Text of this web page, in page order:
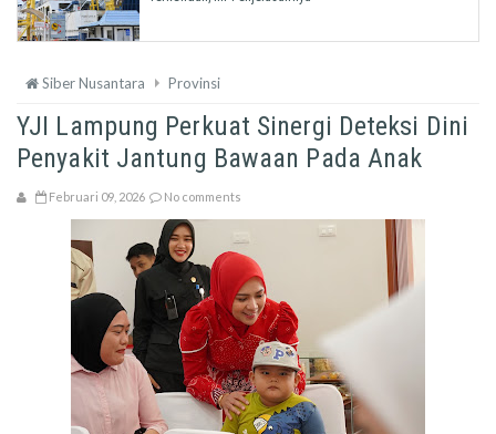
Siber Nusantara Provinsi
YJI Lampung Perkuat Sinergi Deteksi Dini
Penyakit Jantung Bawaan Pada Anak
Februari 09, 2026 No comments